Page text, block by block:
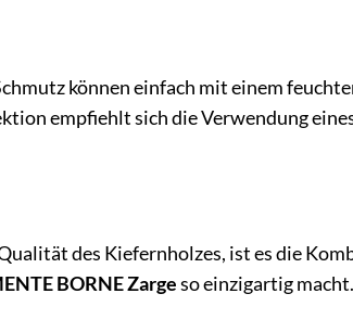
können einfach mit einem
empfiehlt sich die Verwendung
des Kiefernholzes, ist es die
BORNE Zargeso einzigartig